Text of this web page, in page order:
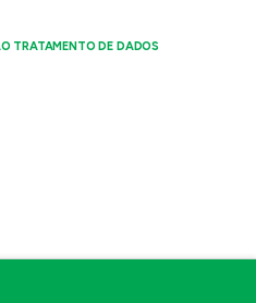
TRATAMENTO DE DADOS